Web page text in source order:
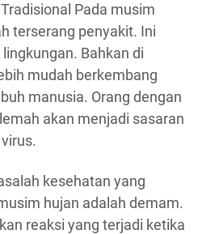
Pada musim
terserang penyakit. Ini
Bahkan di
mudah berkembang
manusia. Orang dengan
akan menjadi sasaran
kesehatan yang
hujan adalah demam.
reaksi yang terjadi ketika